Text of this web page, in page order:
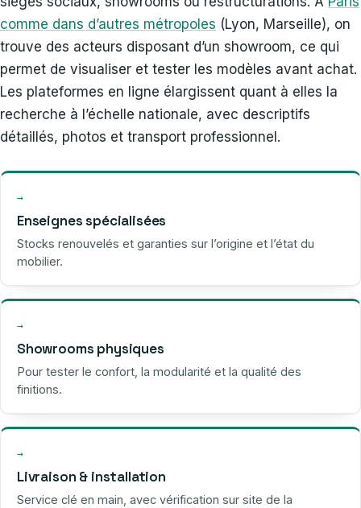
comme dans d’autres métropoles (Lyon, Marseille), on
trouve des acteurs disposant d’un showroom, ce qui
permet de visualiser et tester les modèles avant achat.
Les plateformes en ligne élargissent quant à elles la
recherche à l’échelle nationale, avec descriptifs
détaillés, photos et transport professionnel.
→
Enseignes spécialisées
Stocks renouvelés et garanties sur l’origine et l’état du
mobilier.
→
Showrooms physiques
Pour tester le confort, la modularité et la qualité des
finitions.
→
Livraison & installation
Service clé en main, avec vérification sur site de la